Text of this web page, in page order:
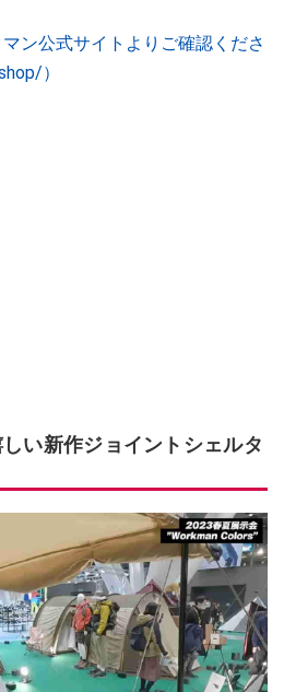
ン公式サイトよりご確認くださ
）
い新作ジョイントシェルタ